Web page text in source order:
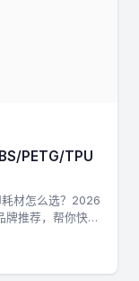
PETG/TPU
材怎么选？2026
牌推荐，帮你快速